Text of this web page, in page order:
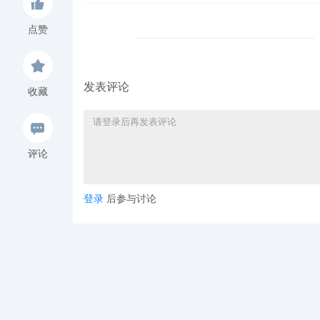
点赞
收藏
评论
发表评论
登录 后参与讨论